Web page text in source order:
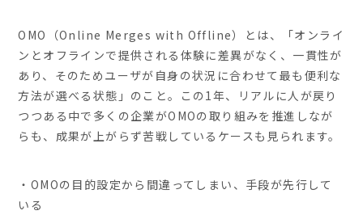
OMO（Online Merges with Offline）とは、「オンライ
ンとオフラインで提供される体験に差異がなく、一貫性が
あり、そのためユーザが自身の状況に合わせて最も便利な
方法が選べる状態」のこと。この1年、リアルに人が戻り
つつある中で多くの企業がOMOの取り組みを推進しなが
らも、成果が上がらず苦戦しているケースも見られます。
・OMOの目的設定から間違ってしまい、手段が先行して
いる